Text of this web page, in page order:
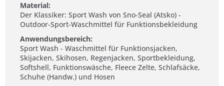
Material:
Der Klassiker: Sport Wash von Sno-Seal (Atsko) -
Outdoor-Sport-Waschmittel für Funktionsbekleidung
Anwendungsbereich:
Sport Wash - Waschmittel für Funktionsjacken,
Skijacken, Skihosen, Regenjacken, Sportbekleidung,
Softshell, Funktionswäsche, Fleece Zelte, Schlafsäcke,
Schuhe (Handw.) und Hosen